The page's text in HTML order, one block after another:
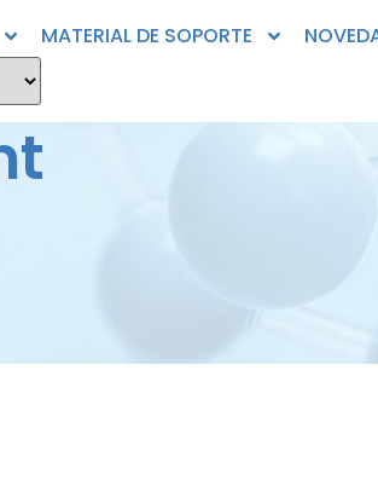
MATERIAL DE SOPORTE